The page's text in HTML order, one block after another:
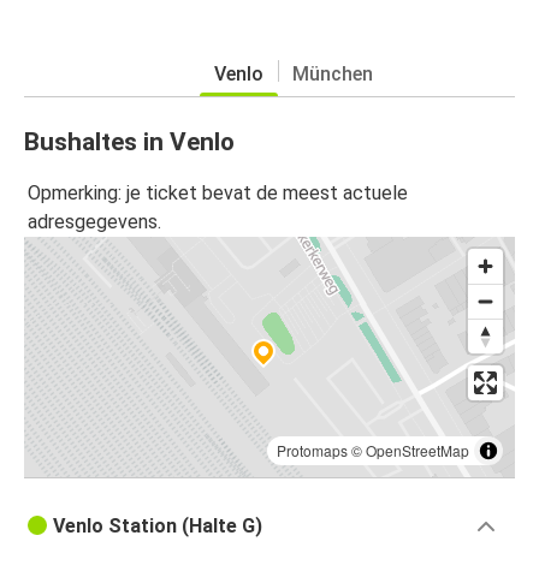
Venlo München
Bushaltes in Venlo
Opmerking: je ticket bevat de meest actuele
adresgegevens.
Protomaps©OpenStreetMap
Venlo Station (Halte G)